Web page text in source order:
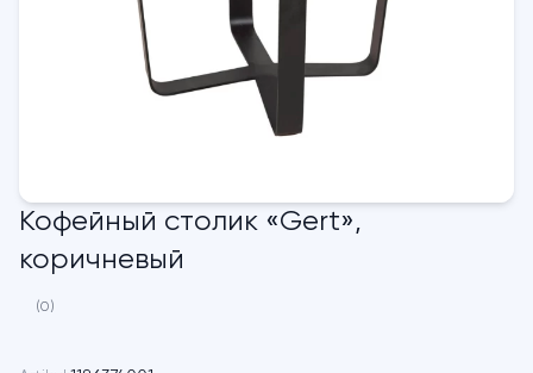
Кофейный столик «Gert»,
коричневый
(0)